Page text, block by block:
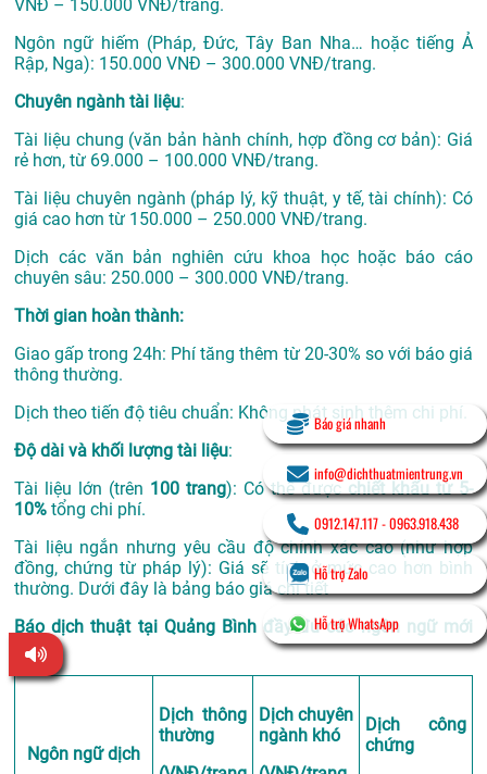
VNĐ – 150.000 VNĐ/trang.
Ngôn ngữ hiếm (Pháp, Đức, Tây Ban Nha… hoặc tiếng Ả
Rập, Nga): 150.000 VNĐ – 300.000 VNĐ/trang.
Chuyên ngành tài liệu:
Tài liệu chung (văn bản hành chính, hợp đồng cơ bản): Giá
rẻ hơn, từ 69.000 – 100.000 VNĐ/trang.
Tài liệu chuyên ngành (pháp lý, kỹ thuật, y tế, tài chính): Có
giá cao hơn từ 150.000 – 250.000 VNĐ/trang.
Dịch các văn bản nghiên cứu khoa học hoặc báo cáo
chuyên sâu: 250.000 – 300.000 VNĐ/trang.
Thời gian hoàn thành:
Giao gấp trong 24h: Phí tăng thêm từ 20-30% so với báo giá
thông thường.
Dịch theo tiến độ tiêu chuẩn: Không phát sinh thêm chi phí.
Độ dài và khối lượng tài liệu:
Tài liệu lớn (trên 100 trang): Có thể đượcchiết khấu từ 5-
10% tổng chi phí.
Tài liệu ngắn nhưng yêu cầu độ chính xác cao (như hợp
đồng, chứng từ pháp lý): Giá sẽ tính ở mức cao hơn bình
thường. Dưới đây là bảng báo giá chi tiết
Báo dịch thuật tại Quảng Bình đầy đủ các ngôn ngữ mới
nhất
Ngôn ngữ dịch
Dịch thông
thường
Dịch chuyên
ngành khó
Dịch công
chứng
Báo giá nhanh
info@dichthuatmientrung.vn
0912.147.117-0963.918.438
Hỗ trợ Zalo
Hỗ trợ WhatsApp